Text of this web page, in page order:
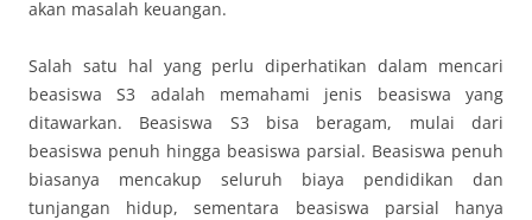
akan masalah keuangan.
Salah satu hal yang perlu diperhatikan dalam mencari
beasiswa S3 adalah memahami jenis beasiswa yang
ditawarkan. Beasiswa S3 bisa beragam, mulai dari
beasiswa penuh hingga beasiswa parsial. Beasiswa penuh
biasanya mencakup seluruh biaya pendidikan dan
tunjangan hidup, sementara beasiswa parsial hanya